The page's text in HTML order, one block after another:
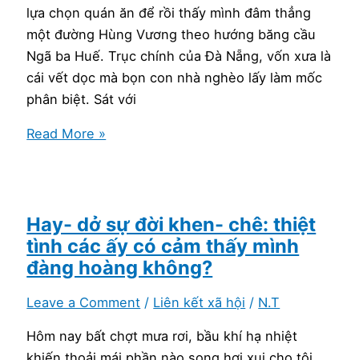
lựa chọn quán ăn để rồi thấy mình đâm thẳng
một đường Hùng Vương theo hướng băng cầu
Ngã ba Huế. Trục chính của Đà Nẵng, vốn xưa là
cái vết dọc mà bọn con nhà nghèo lấy làm mốc
phân biệt. Sát với
Thân
một
dòng
sông
Read More »
Hay- dở sự đời khen- chê: thiệt
tình các ấy có cảm thấy mình
đàng hoàng không?
Leave a Comment / Liên kết xã hội / N.T
Hôm nay bất chợt mưa rơi, bầu khí hạ nhiệt